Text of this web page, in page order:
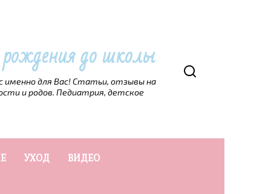
до школы
именно для Вас! Статьи, отзывы на
и родов. Педиатрия, детское
УХОД ВИДЕО